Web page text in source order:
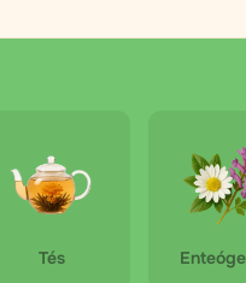
Tés